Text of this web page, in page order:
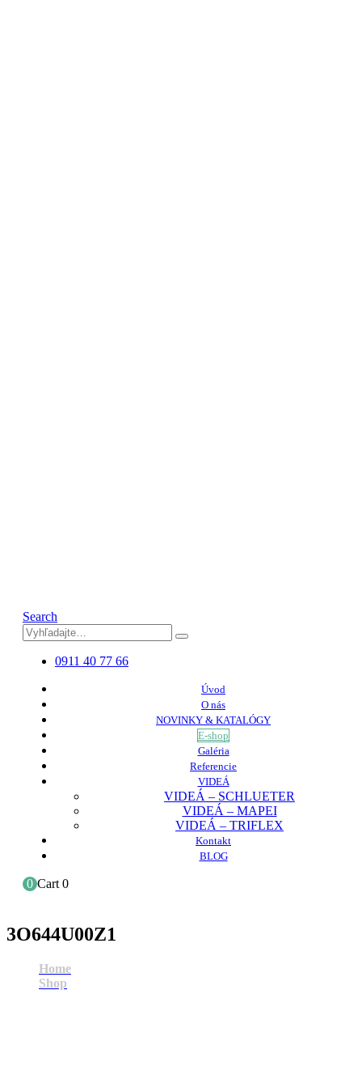
Search
0911 40 77 66
Úvod
O nás
NOVINKY & KATALÓGY
E-shop
Galéria
Referencie
VIDEÁ
VIDEÁ – SCHLUETER
VIDEÁ – MAPEI
VIDEÁ – TRIFLEX
Kontakt
BLOG
0 Cart 0
3O644U00Z1
Home
Shop